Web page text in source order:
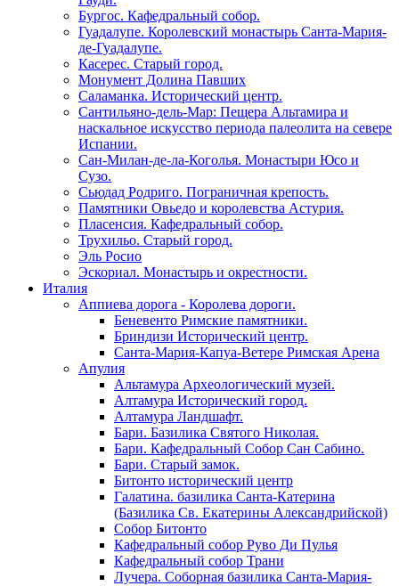
Бургос. Кафедральный собор.
Гуадалупе. Королевский монастырь Санта-Мария-
де-Гуадалупе.
Касерес. Старый город.
Монумент Долина Павших
Саламанка. Исторический центр.
Сантильяно-дель-Мар: Пещера Альтамира и
наскальное искусство периода палеолита на севере
Испании.
Сан-Милан-де-ла-Коголья. Монастыри Юсо и
Сузо.
Сьюдад Родриго. Пограничная крепость.
Памятники Овьедо и королевства Астурия.
Пласенсия. Кафедральный собор.
Трухильо. Старый город.
Эль Росио
Эскориал. Монастырь и окрестности.
Италия
Аппиева дорога - Королева дороги.
Беневенто Римские памятники.
Бриндизи Исторический центр.
Санта-Мария-Капуа-Ветере Римская Арена
Апулия
Альтамура Археологический музей.
Алтамура Исторический город.
Алтамура Ландшафт.
Бари. Базилика Святого Николая.
Бари. Кафедральный Собор Сан Сабино.
Бари. Старый замок.
Битонто исторический центр
Галатина. базилика Санта-Катерина
(Базилика Св. Екатерины Александрийской)
Собор Битонто
Кафедральный собор Руво Ди Пулья
Кафедральный собор Трани
Лучера. Соборная базилика Санта-Мария-